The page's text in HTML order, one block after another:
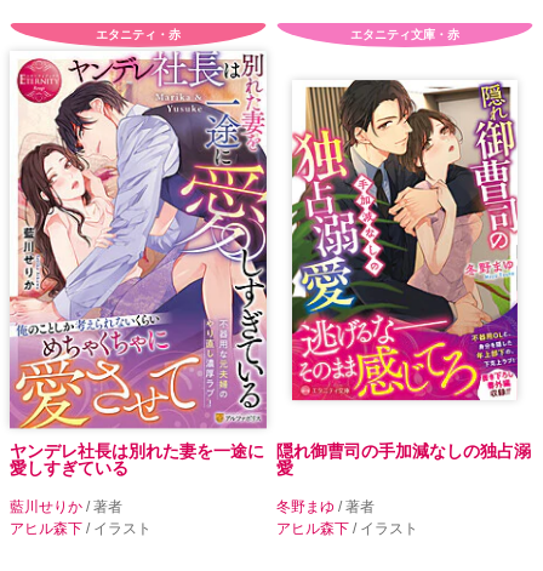
エタニティ・赤
ヤンデレ社長は別れた妻を一途に
愛しすぎている
藍川せりか / 著者
アヒル森下 / イラスト
エタニティ文庫・赤
隠れ御曹司の手加減なしの独占溺
愛
冬野まゆ / 著者
アヒル森下 / イラスト